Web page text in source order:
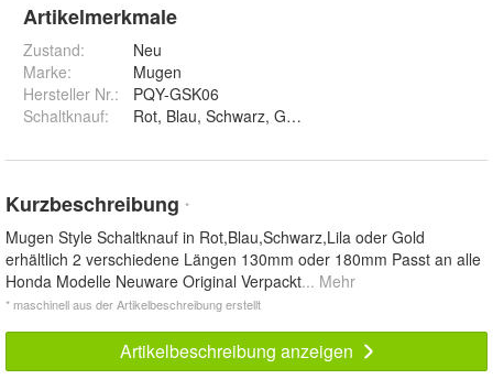
Artikelmerkmale
Zustand:
Neu
Marke:
Mugen
Hersteller Nr.:
PQY-GSK06
Schaltknauf:
Kurzbeschreibung *
Mugen Style Schaltknauf in Rot,Blau,Schwarz,Lila oder Gold
erhältlich 2 verschiedene Längen 130mm oder 180mm Passt an alle
Honda Modelle Neuware Original Verpackt... Mehr
* maschinell aus der Artikelbeschreibung erstellt
Artikelbeschreibung anzeigen